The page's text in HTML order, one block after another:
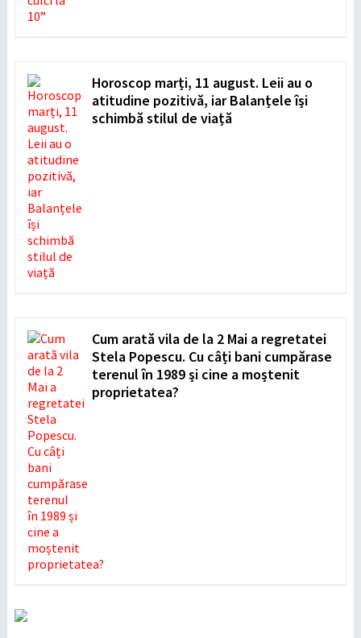
Horoscop marți, 11 august. Leii au o
atitudine pozitivă, iar Balanțele își
schimbă stilul de viață
Cum arată vila de la 2 Mai a regretatei
Stela Popescu. Cu câți bani cumpărase
terenul în 1989 și cine a moștenit
proprietatea?